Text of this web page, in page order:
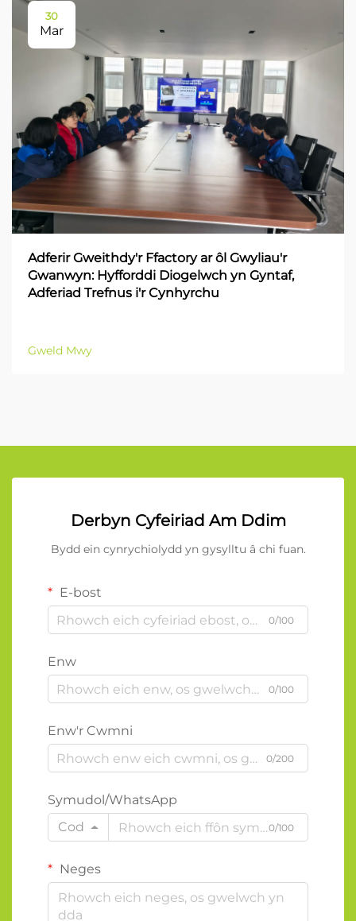
30
Mar
Adferir Gweithdy'r Ffactory ar ôl Gwyliau'r
Gwanwyn: Hyfforddi Diogelwch yn Gyntaf,
Adferiad Trefnus i'r Cynhyrchu
Gweld Mwy
Derbyn Cyfeiriad Am Ddim
Bydd ein cynrychiolydd yn gysylltu â chi fuan.
E-bost
0/100
Enw
0/100
Enw'r Cwmni
0/200
Symudol/WhatsApp
Cod
0/100
Neges